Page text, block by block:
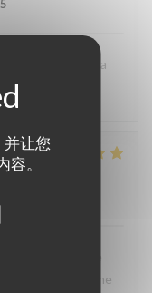
让您
。
On reviendra
fois.
and I were
we first came